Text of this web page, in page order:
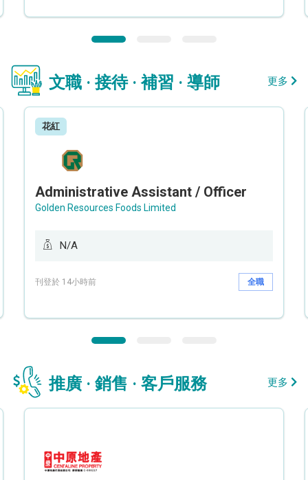
文職 · 接待 · 補習 · 導師 更多
花紅
Administrative Assistant / Officer
Golden Resources Foods Limited
N/A
刊登於 14小時前 全職
推廣 · 銷售 · 客戶服務 更多